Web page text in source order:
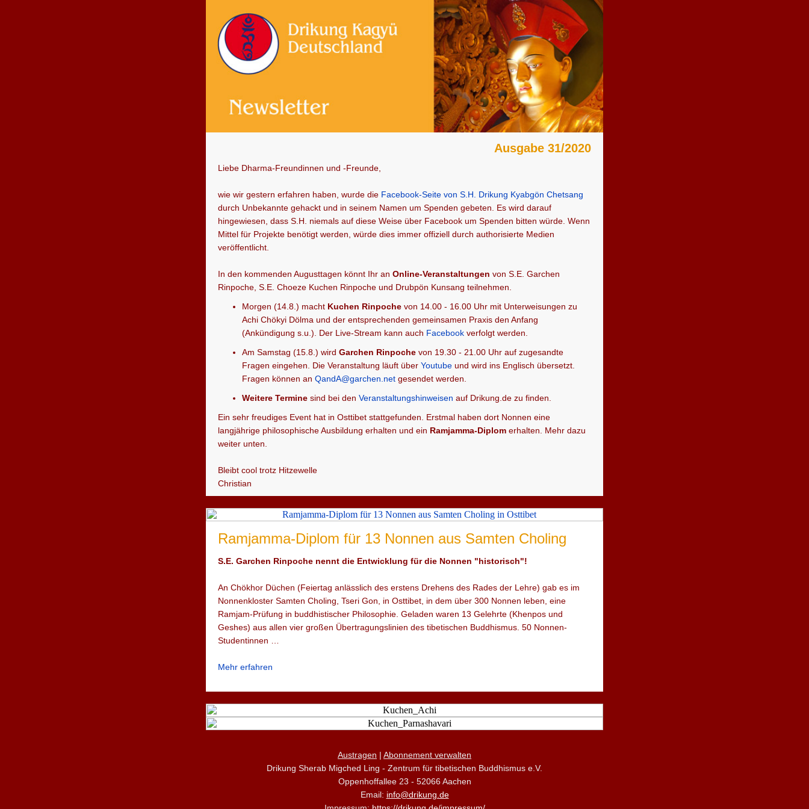
Ausgabe 31/2020
Liebe Dharma-Freundinnen und -Freunde,
wie wir gestern erfahren haben, wurde die Facebook-Seite von S.H. Drikung Kyabgön Chetsang
durch Unbekannte gehackt und in seinem Namen um Spenden gebeten. Es wird darauf
hingewiesen, dass S.H. niemals auf diese Weise über Facebook um Spenden bitten würde. Wenn
Mittel für Projekte benötigt werden, würde dies immer offiziell durch authorisierte Medien
veröffentlicht.
In den kommenden Augusttagen könnt Ihr an Online-Veranstaltungen von S.E. Garchen
Rinpoche, S.E. Choeze Kuchen Rinpoche und Drubpön Kunsang teilnehmen.
Morgen (14.8.) macht Kuchen Rinpoche von 14.00 - 16.00 Uhr mit Unterweisungen zu
Achi Chökyi Dölma und der entsprechenden gemeinsamen Praxis den Anfang
(Ankündigung s.u.). Der Live-Stream kann auch Facebook verfolgt werden.
Am Samstag (15.8.) wird Garchen Rinpoche von 19.30 - 21.00 Uhr auf zugesandte
Fragen eingehen. Die Veranstaltung läuft über Youtube und wird ins Englisch übersetzt.
Fragen können an QandA@garchen.net gesendet werden.
Weitere Termine sind bei den Veranstaltungshinweisen auf Drikung.de zu finden.
Ein sehr freudiges Event hat in Osttibet stattgefunden. Erstmal haben dort Nonnen eine
langjährige philosophische Ausbildung erhalten und ein Ramjamma-Diplom erhalten. Mehr dazu
weiter unten.
Bleibt cool trotz Hitzewelle
Christian
Ramjamma-Diplom für 13 Nonnen aus Samten Choling
S.E. Garchen Rinpoche nennt die Entwicklung für die Nonnen "historisch"!
An Chökhor Düchen (Feiertag anlässlich des erstens Drehens des Rades der Lehre) gab es im
Nonnenkloster Samten Choling, Tseri Gon, in Osttibet, in dem über 300 Nonnen leben, eine
Ramjam-Prüfung in buddhistischer Philosophie. Geladen waren 13 Gelehrte (Khenpos und
Geshes) aus allen vier großen Übertragungslinien des tibetischen Buddhismus. 50 Nonnen-
Studentinnen …
Mehr erfahren
Austragen | Abonnement verwalten
Drikung Sherab Migched Ling - Zentrum für tibetischen Buddhismus e.V.
Oppenhoffallee 23 - 52066 Aachen
Email: info@drikung.de